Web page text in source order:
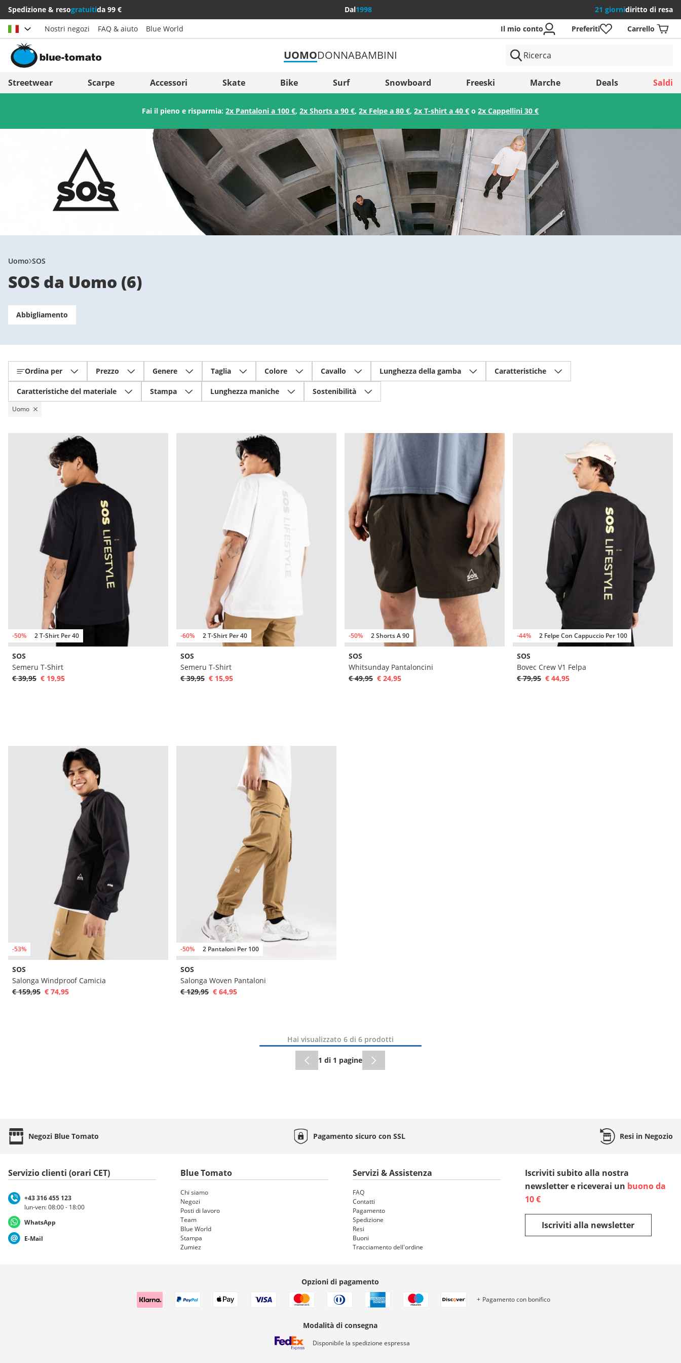
Spedizione & resogratuitida 99 € Dal1998 21 giornidiritto di resa
Scegli il paese
Österreich
Svizzera (Italiano)
Italia (Italiano)
Italien (Deutsch)
España
Suomi
United Kingdom
Slovenija
België (Nederlands)
Belgique (Français)
Danmark
Norge
Salva
Nostri negozi FAQ & aiuto Blue World Il mio conto Preferiti Carrello
UOMODONNABAMBINI
Streetwear Scarpe Accessori Skate Bike Surf Snowboard Freeski Marche Deals Saldi
Fai il pieno e risparmia:2x Pantaloni a 100 €,2x Shorts a 90 €,2x Felpe a 80 €,2x T-shirt a 40 € o2x Cappellini 30 €
Uomo SOS
SOS da Uomo (6)
Abbigliamento
Ordina per Prezzo Genere Taglia Colore Cavallo Lunghezza della gamba Caratteristiche
Caratteristiche del materiale Stampa Lunghezza maniche Sostenibilità
Uomo
-50% 2 T-Shirt Per 40
SOS
Semeru T-Shirt
€ 39,95 € 19,95
-60% 2 T-Shirt Per 40
SOS
Semeru T-Shirt
€ 39,95 € 15,95
-50% 2 Shorts A 90
SOS
Whitsunday Pantaloncini
€ 49,95 € 24,95
-44% 2 Felpe Con Cappuccio Per 100
SOS
Bovec Crew V1 Felpa
€ 79,95 € 44,95
-53%
SOS
Salonga Windproof Camicia
€ 159,95 € 74,95
-50% 2 Pantaloni Per 100
SOS
Salonga Woven Pantaloni
€ 129,95 € 64,95
Hai visualizzato 6 di 6 prodotti
1 di 1 pagine
Negozi Blue Tomato Pagamento sicuro con SSL Resiin Negozio
Servizio clienti (orari CET)
+43 316 455 123
lun-ven: 08:00 - 18:00
WhatsApp
E-Mail
Blue Tomato
Chi siamo
Negozi
Posti di lavoro
Team
Blue World
Stampa
Zumiez
Servizi & Assistenza
FAQ
Contatti
Pagamento
Spedizione
Resi
Buoni
Tracciamento dell'ordine
Iscriviti subito alla nostra
newsletter e riceverai un buono da
10 €
Iscriviti alla newsletter
Opzioni di pagamento
Pagamento con bonifico
Modalità di consegna
Disponibile la spedizione espressa